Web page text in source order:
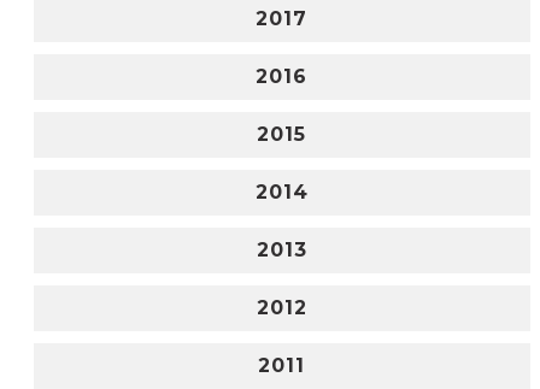
2017
2016
2015
2014
2013
2012
2011